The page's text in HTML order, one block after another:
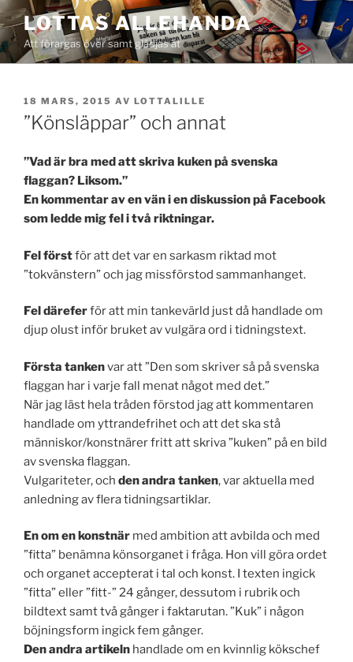
Hoppa
till
innehåll
LOTTAS ALLEHANDA
Att förargas över samt glädjas åt
PUBLICERAT
18 MARS, 2015 AV LOTTALILLE
”Könsläppar” och annat
”Vad är bra med att skriva kuken på svenska
flaggan? Liksom.”
En kommentar av en vän i en diskussion på Facebook
som ledde mig fel i två riktningar.
Fel förstför att det var en sarkasm riktad mot
”tokvänstern” och jag missförstod sammanhanget.
Fel däreferför att min tankevärld just då handlade om
djup olust inför bruket av vulgära ord i tidningstext.
Första tankenvar att ”Den som skriver så på svenska
flaggan har i varje fall menat något med det.”
När jag läst hela tråden förstod jag att kommentaren
handlade om yttrandefrihet och att det ska stå
människor/konstnärer fritt att skriva ”kuken” på en bild
av svenska flaggan.
Vulgariteter, och den andra tanken, var aktuella med
anledning av flera tidningsartiklar.
En om en konstnär med ambition att avbilda och med
”fitta” benämna könsorganet i fråga. Hon vill göra ordet
och organet accepterat i tal och konst. I texten ingick
”fitta” eller ”fitt-” 24 gånger, dessutom i rubrik och
bildtext samt två gånger i faktarutan. ”Kuk” i någon
böjningsform ingick fem gånger.
Den andra artikeln handlade om en kvinnlig kökschef